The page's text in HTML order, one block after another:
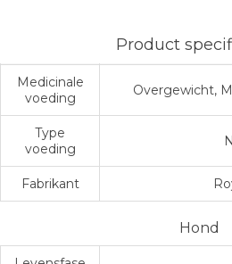
Product
Medicinale
voeding
Overgewicht,
Type
voeding
Fabrikant
Hond